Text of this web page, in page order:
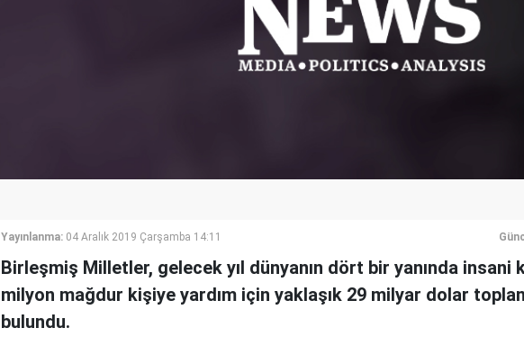
Yayınlanma: 04 Aralık 2019 Çarşamba 14:11
Birleşmiş Milletler, gelecek yıl dünyanın dört bir yanında insani
milyon mağdur kişiye yardım için yaklaşık 29 milyar dolar
bulundu.